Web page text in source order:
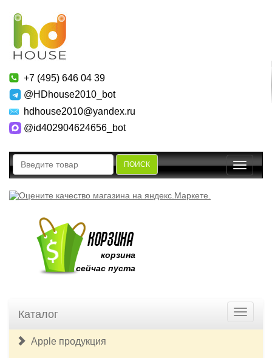
+7 (495) 646 04 39
@HDhouse2010_bot
hdhouse2010@yandex.ru
@id402904624656_bot
ПОИСК
Toggle
корзина
сейчас пуста
Каталог
Apple продукция